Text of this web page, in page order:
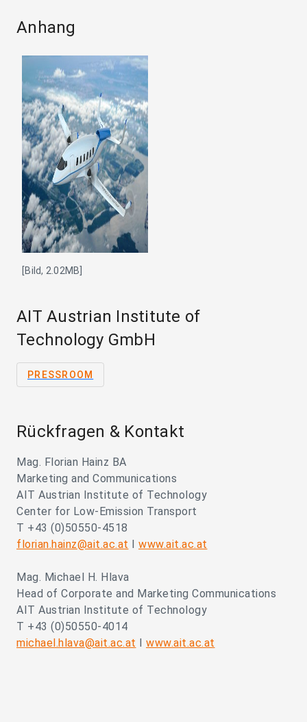
Anhang
[Bild, 2.02MB]
AIT Austrian Institute of
Technology GmbH
PRESSROOM
Rückfragen & Kontakt
Mag. Florian Hainz BA
Marketing and Communications
AIT Austrian Institute of Technology
Center for Low-Emission Transport
T +43 (0)50550-4518
florian.hainz@ait.ac.at I www.ait.ac.at
Mag. Michael H. Hlava
Head of Corporate and Marketing Communications
AIT Austrian Institute of Technology
T +43 (0)50550-4014
michael.hlava@ait.ac.at I www.ait.ac.at